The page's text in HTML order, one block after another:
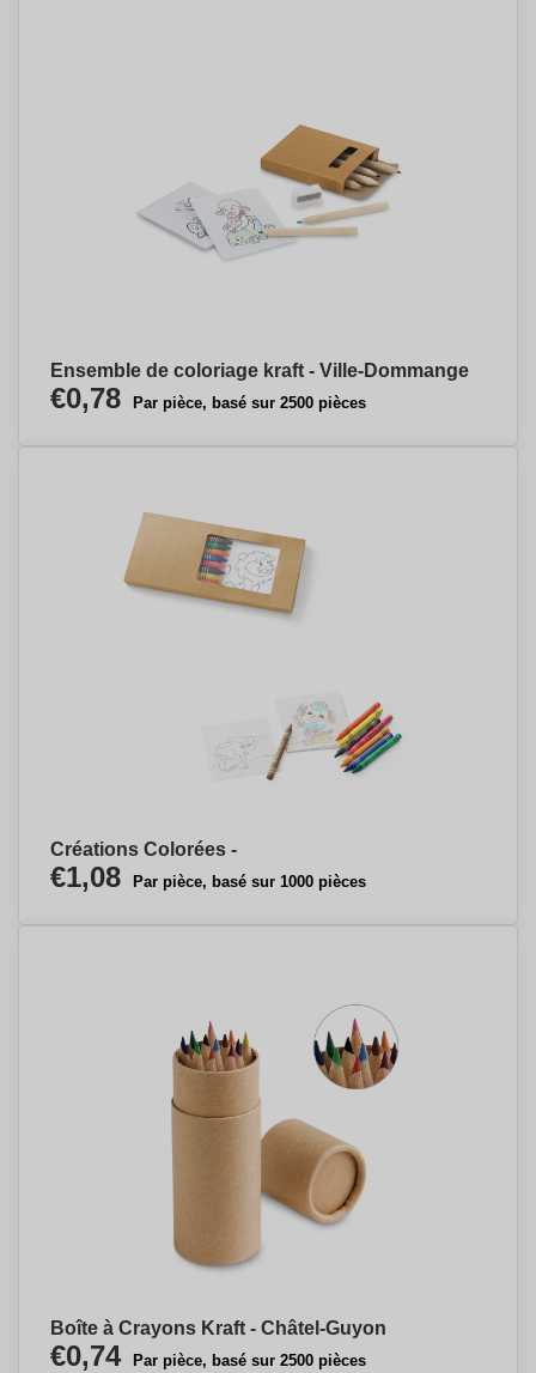
Ensemble de coloriage kraft - Ville-Dommange
€0,78 Par pièce, basé sur 2500 pièces
Créations Colorées -
€1,08 Par pièce, basé sur 1000 pièces
Boîte à Crayons Kraft - Châtel-Guyon
€0,74 Par pièce, basé sur 2500 pièces